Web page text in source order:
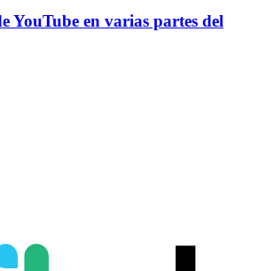
YouTube en varias partes del